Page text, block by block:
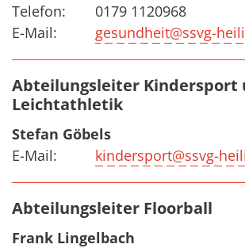
Telefon:
0179 1120968
E-Mail:
gesundheit@ssvg-
Abteilungsleiter Kindersport
Leichtathletik
Stefan Göbels
E-Mail:
kindersport@ssvg-
Abteilungsleiter Floorball
Frank Lingelbach